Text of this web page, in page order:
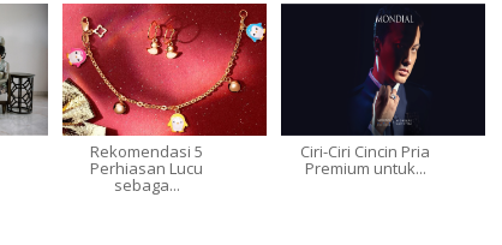
Rekomendasi 5
Perhiasan Lucu
sebaga...
Ciri-Ciri Cincin Pria
Premium untuk...